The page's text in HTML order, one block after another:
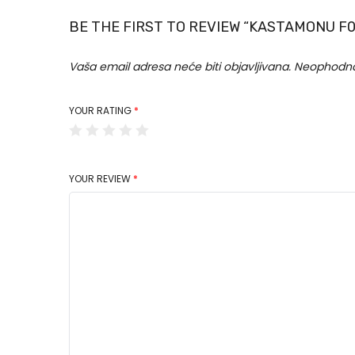
BE THE FIRST TO REVIEW “KASTAMONU
Vaša email adresa neće biti objavljivana.
YOUR RATING *
YOUR REVIEW *